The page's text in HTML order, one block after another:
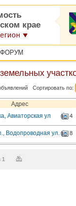
крае
ФОРУМ
Сортировать по:
Адрес
Авиаторская ул
4
Водопроводная ул. 8
1